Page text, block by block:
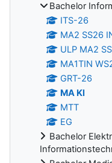
Bachelor
ITS-26
MA2 SS26
ULP MA2
MA1TIN
GRT-26
MA Kl
MTT
EG
Bachelor